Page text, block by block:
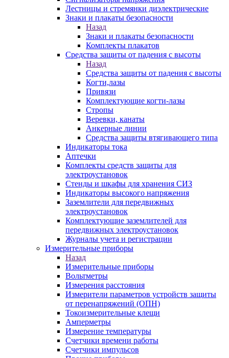
Лестницы и стремянки диэлектрические
Знаки и плакаты безопасности
Назад
Знаки и плакаты безопасности
Комплекты плакатов
Средства защиты от падения с высоты
Назад
Средства защиты от падения с высоты
Когти,лазы
Привязи
Комплектующие когти-лазы
Стропы
Веревки, канаты
Анкерные линии
Средства защиты втягивающего типа
Индикаторы тока
Аптечки
Комплекты средств защиты для
электроустановок
Стенды и шкафы для хранения СИЗ
Индикаторы высокого напряжения
Заземлители для передвижных
электроустановок
Комплектующие заземлителей для
передвижных электроустановок
Журналы учета и регистрации
Измерительные приборы
Назад
Измерительные приборы
Вольтметры
Измерения расстояния
Измерители параметров устройств защиты
от перенапряжений (ОПН)
Токоизмерительные клещи
Амперметры
Измерение температуры
Счетчики времени работы
Счетчики импульсов